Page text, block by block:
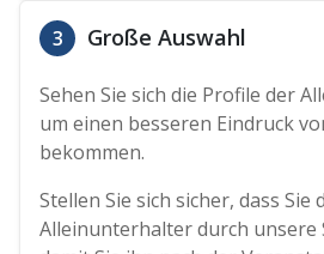
3 Große Auswahl
Sehen Sie sich die Profile der
um einen besseren Eindruck
bekommen.
Stellen Sie sich sicher, dass Sie
Alleinunterhalter durch unsere